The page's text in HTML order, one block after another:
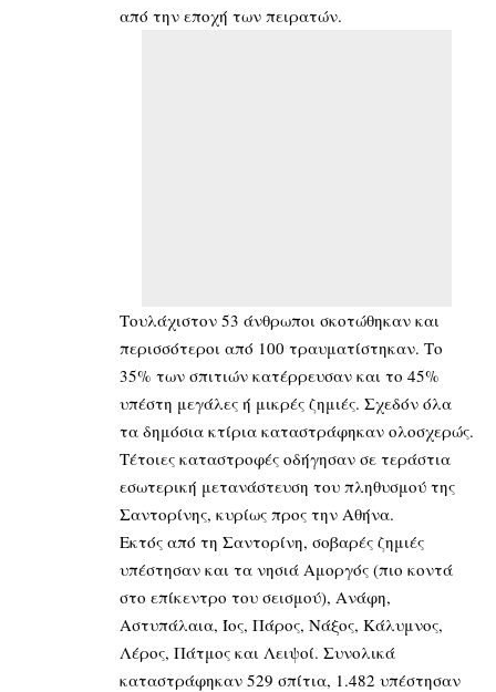
από την εποχή των πειρατών.
Τουλάχιστον 53 άνθρωποι σκοτώθηκαν και
περισσότεροι από 100 τραυματίστηκαν. Το
35% των σπιτιών κατέρρευσαν και το 45%
υπέστη μεγάλες ή μικρές ζημιές. Σχεδόν όλα
τα δημόσια κτίρια καταστράφηκαν ολοσχερώς.
Τέτοιες καταστροφές οδήγησαν σε τεράστια
εσωτερική μετανάστευση του πληθυσμού της
Σαντορίνης, κυρίως προς την Αθήνα.
Εκτός από τη Σαντορίνη, σοβαρές ζημιές
υπέστησαν και τα νησιά Αμοργός (πιο κοντά
στο επίκεντρο του σεισμού), Ανάφη,
Αστυπάλαια, Ίος, Πάρος, Νάξος, Κάλυμνος,
Λέρος, Πάτμος και Λειψοί. Συνολικά
καταστράφηκαν 529 σπίτια, 1.482 υπέστησαν